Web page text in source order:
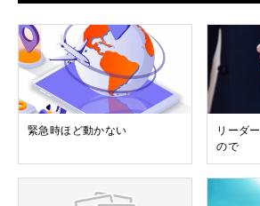
緊急時ほど動かない
リーダ
ので